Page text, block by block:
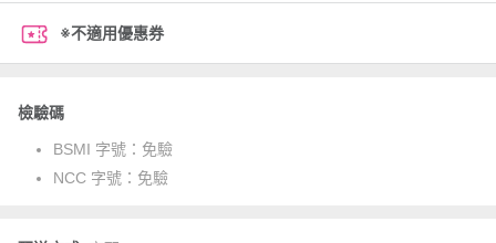
※不適用優惠券
檢驗碼
BSMI 字號： 免驗
NCC 字號： 免驗